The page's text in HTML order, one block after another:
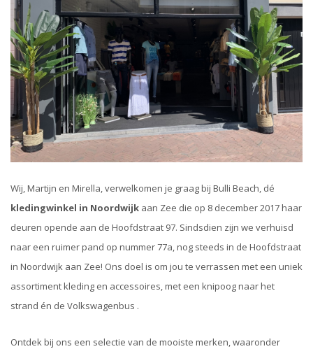
Wij, Martijn en Mirella, verwelkomen je graag bij Bulli Beach, dé
kledingwinkel in Noordwijk aan Zee die op 8 december 2017 haar
deuren opende aan de Hoofdstraat 97. Sindsdien zijn we verhuisd
naar een ruimer pand op nummer 77a, nog steeds in de Hoofdstraat
in Noordwijk aan Zee! Ons doel is om jou te verrassen met een uniek
assortiment kleding en accessoires, met een knipoog naar het
strand én de Volkswagenbus .
Ontdek bij ons een selectie van de mooiste merken, waaronder